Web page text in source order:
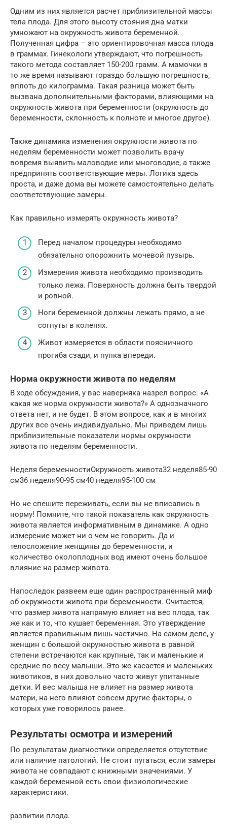
Одним из них является расчет приблизительной массы
тела плода. Для этого высоту стояния дна матки
умножают на окружность живота беременной.
Полученная цифра – это ориентировочная масса плода
в граммах. Гинекологи утверждают, что погрешность
такого метода составляет 150-200 грамм. А мамочки в
то же время называют гораздо большую погрешность,
вплоть до килограмма. Такая разница может быть
вызвана дополнительными факторами, влияющими на
окружность живота при беременности (окружность до
беременности, склонность к полноте и многое другое).
Также динамика изменения окружности живота по
неделям беременности может позволить врачу
вовремя выявить маловодие или многоводие, а также
предпринять соответствующие меры. Логика здесь
проста, и даже дома вы можете самостоятельно делать
соответствующие замеры.
Как правильно измерять окружность живота?
Перед началом процедуры необходимо
обязательно опорожнить мочевой пузырь.
Измерения живота необходимо производить
только лежа. Поверхность должна быть твердой
и ровной.
Ноги беременной должны лежать прямо, а не
согнуты в коленях.
Живот измеряется в области поясничного
прогиба сзади, и пупка впереди.
Норма окружности живота по неделям
В ходе обсуждения, у вас наверняка назрел вопрос: «А
какая же норма окружности живота?» А однозначного
ответа нет, и не будет. В этом вопросе, как и в многих
других все очень индивидуально. Мы приведем лишь
приблизительные показатели нормы окружности
живота по неделям беременности.
Неделя беременностиОкружность живота32 неделя85-90
см36 неделя90-95 см40 неделя95-100 см
Но не спешите переживать, если вы не вписались в
норму! Помните, что такой показатель как окружность
живота является информативным в динамике. А одно
измерение может ни о чем не говорить. Да и
телосложение женщины до беременности, и
количество околоплодных вод имеют очень большое
влияние на размер живота.
Напоследок развеем еще один распространенный миф
об окружности живота при беременности. Считается,
что размер живота напрямую влияет на вес плода, так
же как и то, что кушает беременная. Это утверждение
является правильным лишь частично. На самом деле, у
женщин с большой окружностью живота в равной
степени встречаются как крупные, так и маленькие и
средние по весу малыши. Это же касается и маленьких
животиков, в них довольно часто живут упитанные
детки. И вес малыша не влияет на размер живота
матери, на него влияют совсем другие факторы, о
которых уже говорилось ранее.
Результаты осмотра и измерений
По результатам диагностики определяется отсутствие
или наличие патологий. Не стоит пугаться, если замеры
живота не совпадают с книжными значениями. У
каждой беременной есть свои физиологические
характеристики.
развитии плода.